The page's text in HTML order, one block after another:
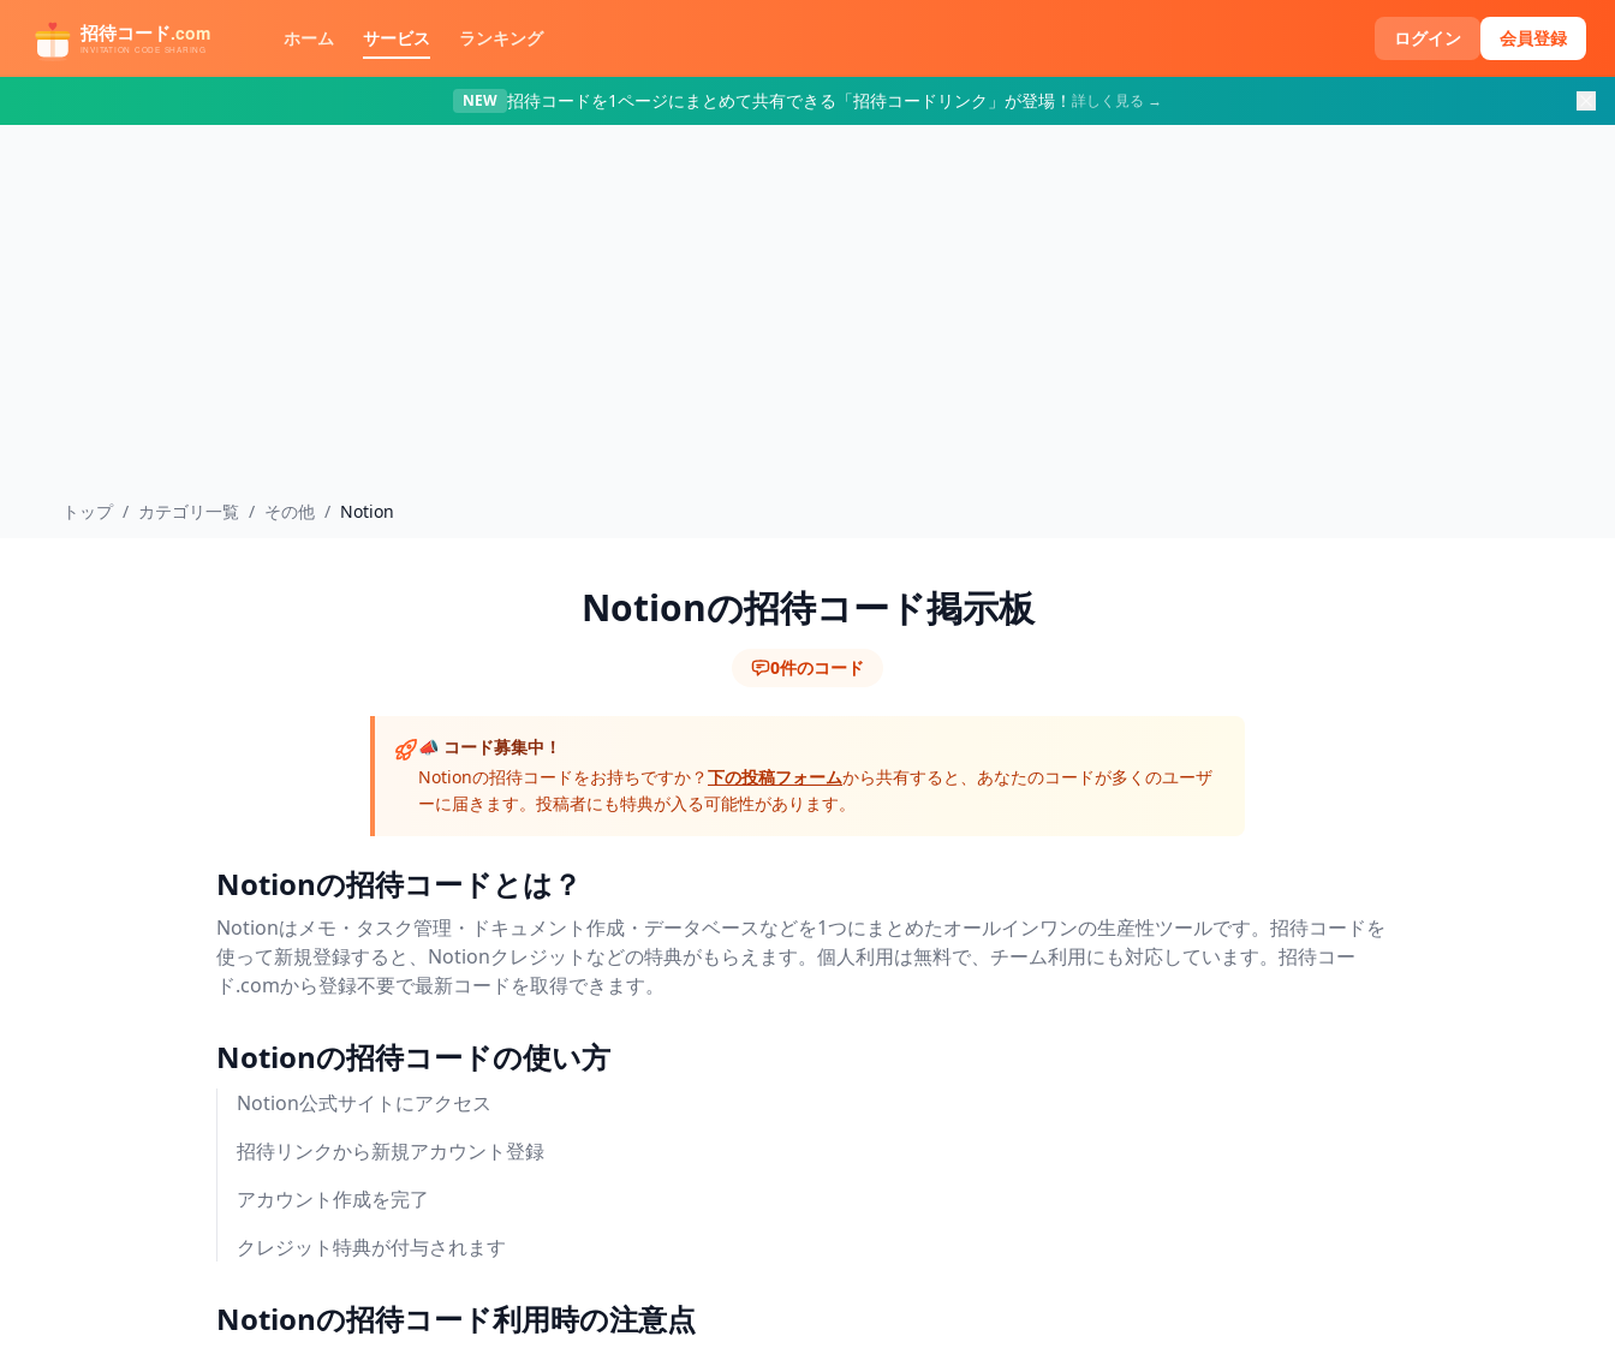
ホーム サービス ランキング ログイン 会員登録
NEW 招待コードを1ページにまとめて共有できる「招待コードリンク」が登場！ 詳しく見る →
トップ / カテゴリ一覧 / その他 / Notion
Notionの招待コード掲示板
0件のコード
📣 コード募集中！
Notionの招待コードをお持ちですか？下の投稿フォームから共有すると、あなたのコードが多くのユーザ
ーに届きます。投稿者にも特典が入る可能性があります。
Notionの招待コードとは？
Notionはメモ・タスク管理・ドキュメント作成・データベースなどを1つにまとめたオールインワンの生産性ツールです。招待コードを
使って新規登録すると、Notionクレジットなどの特典がもらえます。個人利用は無料で、チーム利用にも対応しています。招待コー
ド.comから登録不要で最新コードを取得できます。
Notionの招待コードの使い方
Notion公式サイトにアクセス
招待リンクから新規アカウント登録
アカウント作成を完了
クレジット特典が付与されます
Notionの招待コード利用時の注意点